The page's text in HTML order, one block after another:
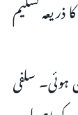
تسلیم
سلفی